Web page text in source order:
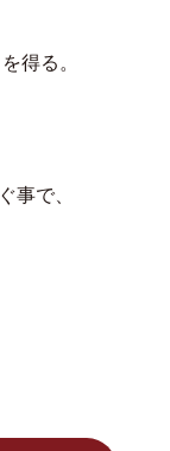
得る。
事で、